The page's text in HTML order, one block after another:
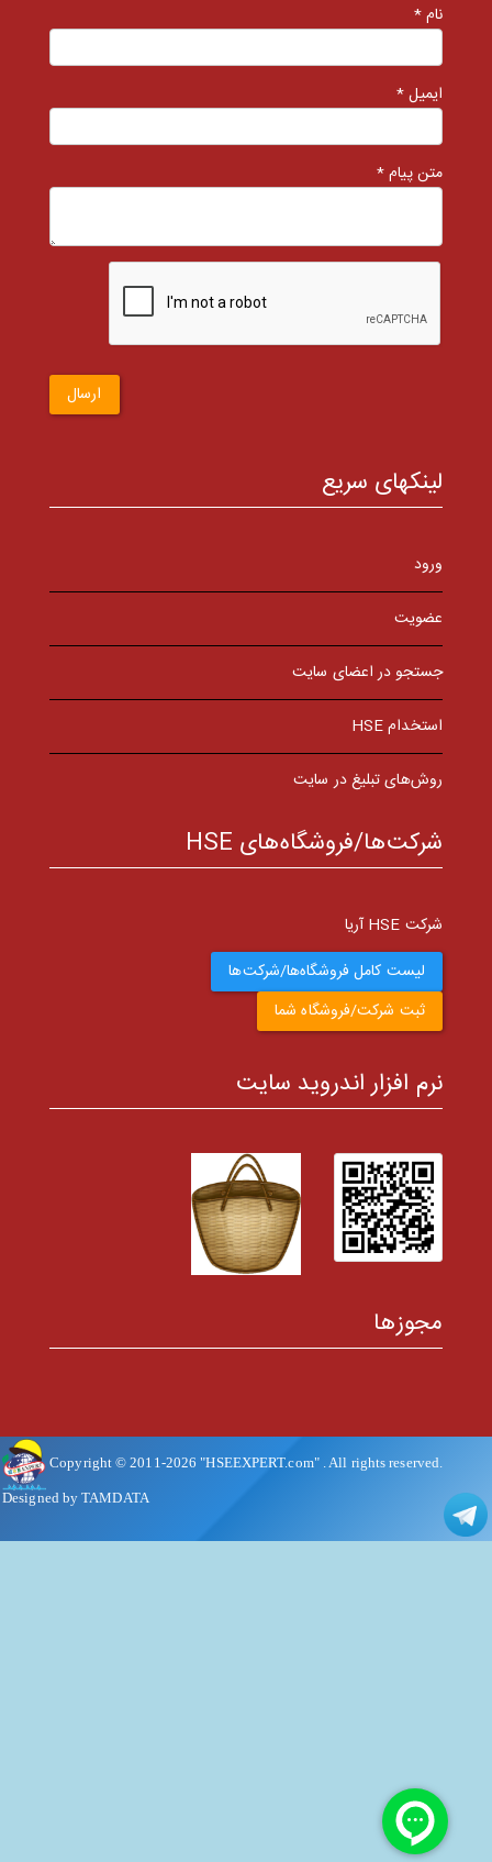
نام *
ایمیل *
متن پیام *
ارسال
لینکهای سریع
ورود
عضویت
جستجو در اعضای سایت
استخدام HSE
روش‌های تبلیغ در سایت
شرکت‌ها/فروشگاه‌های HSE
شرکت HSE آریا
لیست کامل فروشگاه‌ها/شرکت‌ها
ثبت شرکت/فروشگاه شما
نرم افزار اندروید سایت
مجوزها
Copyright © 2011-2026 "HSEEXPERT.com". All rights reserved.
Designed by TAMDATA